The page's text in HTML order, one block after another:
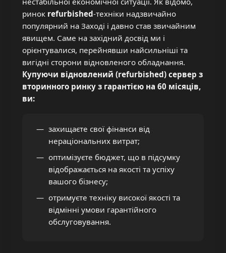
ринок refurbished-техніки надзвичайно
популярний на Заході і давно став звичайним
явищем. Саме на західний досвід ми і
орієнтувалися, перейнявши найсильніші та
вигідні сторони відновленого обладнання.
Купуючи відновлений (refurbished) сервер з
вторинного ринку з гарантією на 60 місяців,
ви:
захищаєте свої фінанси від
нераціональних витрат;
оптимізуєте бюджет, що в підсумку
відображається на якості та успіху
вашого бізнесу;
отримуєте техніку високої якості та
відмінні умови гарантійного
обслуговування.